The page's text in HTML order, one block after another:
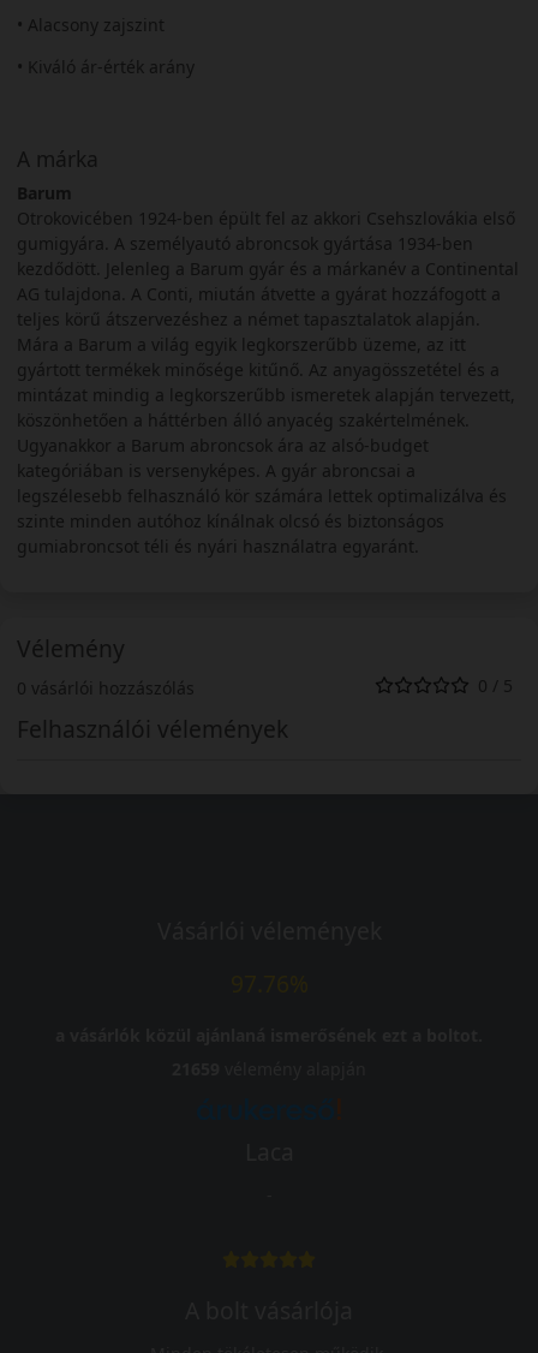
• Alacsony zajszint
• Kiváló ár-érték arány
A márka
Barum
Otrokovicében 1924-ben épült fel az akkori Csehszlovákia első
gumigyára. A személyautó abroncsok gyártása 1934-ben
kezdődött. Jelenleg a Barum gyár és a márkanév a Continental
AG tulajdona. A Conti, miután átvette a gyárat hozzáfogott a
teljes körű átszervezéshez a német tapasztalatok alapján.
Mára a Barum a világ egyik legkorszerűbb üzeme, az itt
gyártott termékek minősége kitűnő. Az anyagösszetétel és a
mintázat mindig a legkorszerűbb ismeretek alapján tervezett,
köszönhetően a háttérben álló anyacég szakértelmének.
Ugyanakkor a Barum abroncsok ára az alsó-budget
kategóriában is versenyképes. A gyár abroncsai a
legszélesebb felhasználó kör számára lettek optimalizálva és
szinte minden autóhoz kínálnak olcsó és biztonságos
gumiabroncsot téli és nyári használatra egyaránt.
Vélemény
0 vásárlói hozzászólás 0 / 5
Felhasználói vélemények